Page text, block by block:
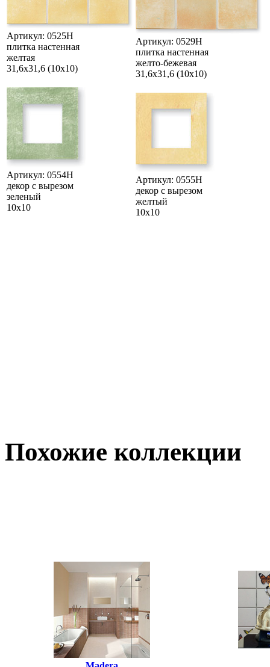
Артикул: 0525H
плитка настенная
желтая
31,6х31,6 (10x10)
Артикул: 0529H
плитка настенная
желто-бежевая
31,6х31,6 (10x10)
Артикул: 0554H
декор с вырезом
зеленый
10x10
Артикул: 0555H
декор с вырезом
желтый
10x10
Похожие коллекции